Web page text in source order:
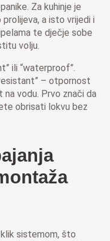
Za kuhinje je
a isto vrijedi i
te dječje sobe
volju.
ili “waterproof”.
– otpornost
vodu. Prvo znači da
obrisati lokvu bez
sistemom, što